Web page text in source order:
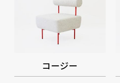
コージー